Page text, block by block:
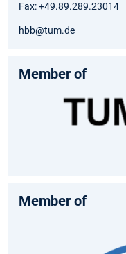
Fax: +49.89.289.23014
hbb@tum.de
Member of
Member of